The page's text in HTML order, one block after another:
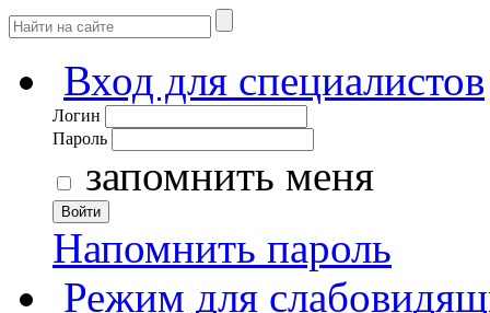
Вход для специалистов
Логин
Пароль
запомнить меня
Войти
Напомнить пароль
Режим для